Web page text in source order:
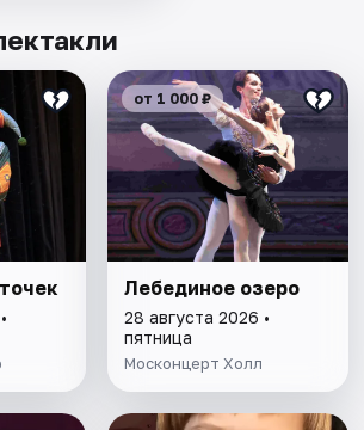
от 1 000 ₽
Лебединое озеро
28 августа 2026 •
пятница
Москонцерт Холл